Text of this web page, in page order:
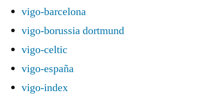
vigo-barcelona
vigo-borussia dortmund
vigo-celtic
vigo-españa
vigo-index